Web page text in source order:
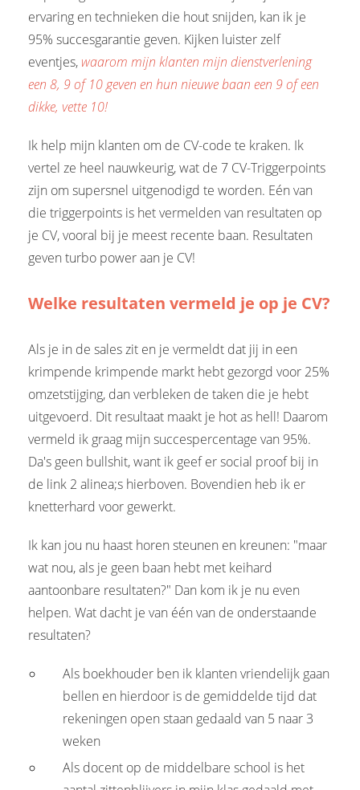
ervaring en technieken die hout snijden, kan ik je
95% succesgarantie geven. Kijken luister zelf
eventjes, waarom mijn klanten mijn dienstverlening
een 8, 9 of 10 geven en hun nieuwe baan een 9 of een
dikke, vette 10!
Ik help mijn klanten om de CV-code te kraken. Ik
vertel ze heel nauwkeurig, wat de 7 CV-Triggerpoints
zijn om supersnel uitgenodigd te worden. Eén van
die triggerpoints is het vermelden van resultaten op
je CV, vooral bij je meest recente baan. Resultaten
geven turbo power aan je CV!
Welke resultaten vermeld je op je CV?
Als je in de sales zit en je vermeldt dat jij in een
krimpende krimpende markt hebt gezorgd voor 25%
omzetstijging, dan verbleken de taken die je hebt
uitgevoerd. Dit resultaat maakt je hot as hell! Daarom
vermeld ik graag mijn succespercentage van 95%.
Da's geen bullshit, want ik geef er social proof bij in
de link 2 alinea;s hierboven. Bovendien heb ik er
knetterhard voor gewerkt.
Ik kan jou nu haast horen steunen en kreunen: "maar
wat nou, als je geen baan hebt met keihard
aantoonbare resultaten?" Dan kom ik je nu even
helpen. Wat dacht je van één van de onderstaande
resultaten?
Als boekhouder ben ik klanten vriendelijk gaan
bellen en hierdoor is de gemiddelde tijd dat
rekeningen open staan gedaald van 5 naar 3
weken
Als docent op de middelbare school is het